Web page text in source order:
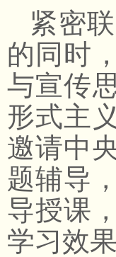
紧密
的同时
与宣传
形式主
邀请中
题辅导
导授课
学习效